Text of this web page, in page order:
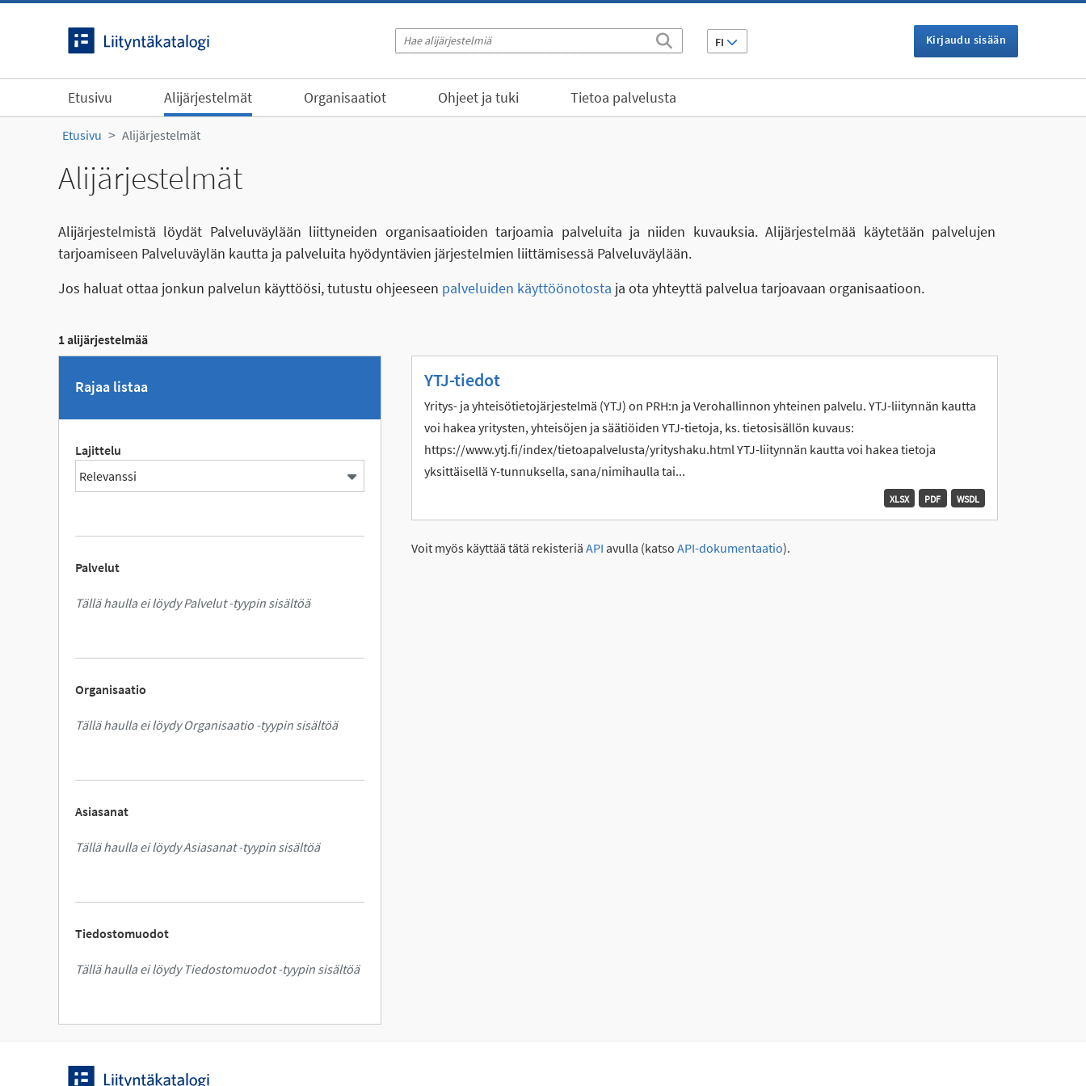
FI Kirjaudu sisään
Etusivu Alijärjestelmät Organisaatiot Ohjeet ja tuki Tietoa palvelusta
Etusivu Alijärjestelmät
Alijärjestelmät
Alijärjestelmistä löydät Palveluväylään liittyneiden organisaatioiden tarjoamia palveluita ja niiden kuvauksia. Alijärjestelmää käytetään palvelujen
tarjoamiseen Palveluväylän kautta ja palveluita hyödyntävien järjestelmien liittämisessä Palveluväylään.
Jos haluat ottaa jonkun palvelun käyttöösi, tutustu ohjeeseen palveluiden käyttöönotosta ja ota yhteyttä palvelua tarjoavaan organisaatioon.
1 alijärjestelmää
Rajaa listaa
Lajittelu
Palvelut
Tällä haulla ei löydy Palvelut -tyypin sisältöä
Organisaatio
Tällä haulla ei löydy Organisaatio -tyypin sisältöä
Asiasanat
Tällä haulla ei löydy Asiasanat -tyypin sisältöä
Tiedostomuodot
Tällä haulla ei löydy Tiedostomuodot -tyypin sisältöä
YTJ-tiedot
Yritys- ja yhteisötietojärjestelmä (YTJ) on PRH:n ja Verohallinnon yhteinen palvelu. YTJ-liitynnän kautta
voi hakea yritysten, yhteisöjen ja säätiöiden YTJ-tietoja, ks. tietosisällön kuvaus:
https://www.ytj.fi/index/tietoapalvelusta/yrityshaku.html YTJ-liitynnän kautta voi hakea tietoja
yksittäisellä Y-tunnuksella, sana/nimihaulla tai...
WSDL
PDF
XLSX
Voit myös käyttää tätä rekisteriä API avulla (katso API-dokumentaatio).